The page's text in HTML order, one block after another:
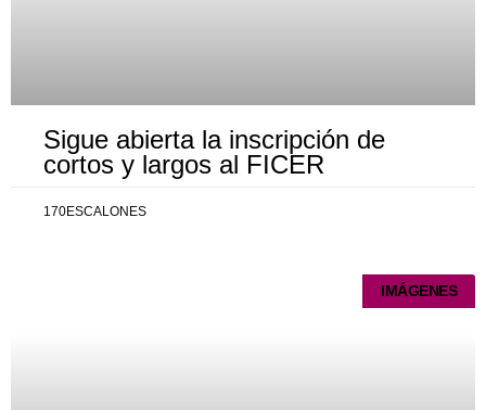
Sigue abierta la inscripción de
cortos y largos al FICER
170ESCALONES
IMÁGENES